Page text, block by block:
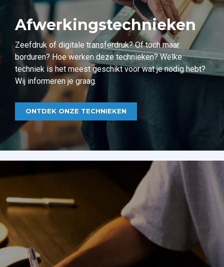
Afwerkingstechnieken
Zeefdruk of digitale transferdruk? Of toch maar
borduren? Hoe werken deze technieken? Welke
techniek is het meest geschikt voor wat je nodig hebt?
Wij informeren je graag.
ONTDEK ONZE TECHNIEKEN